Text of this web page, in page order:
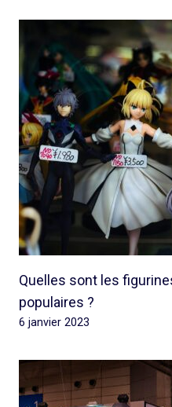
Quelles sont les
populaires ?
6 janvier 2023